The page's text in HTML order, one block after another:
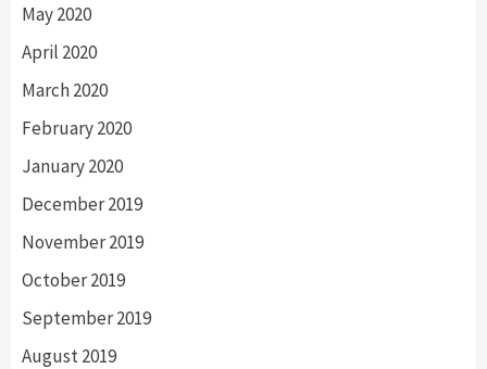
May 2020
April 2020
March 2020
February 2020
January 2020
December 2019
November 2019
October 2019
September 2019
August 2019